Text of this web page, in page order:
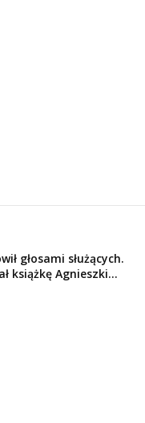
głosami służących.
książkę Agnieszki...